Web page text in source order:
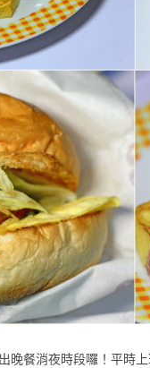
晚餐消夜時段囉！平時